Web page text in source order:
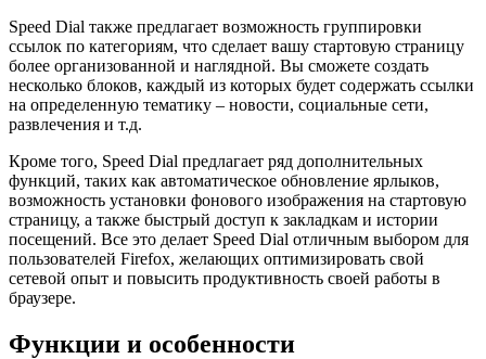
Speed Dial также предлагает возможность группировки
ссылок по категориям, что сделает вашу стартовую страницу
более организованной и наглядной. Вы сможете создать
несколько блоков, каждый из которых будет содержать ссылки
на определенную тематику – новости, социальные сети,
развлечения и т.д.
Кроме того, Speed Dial предлагает ряд дополнительных
функций, таких как автоматическое обновление ярлыков,
возможность установки фонового изображения на стартовую
страницу, а также быстрый доступ к закладкам и истории
посещений. Все это делает Speed Dial отличным выбором для
пользователей Firefox, желающих оптимизировать свой
сетевой опыт и повысить продуктивность своей работы в
браузере.
Функции и особенности